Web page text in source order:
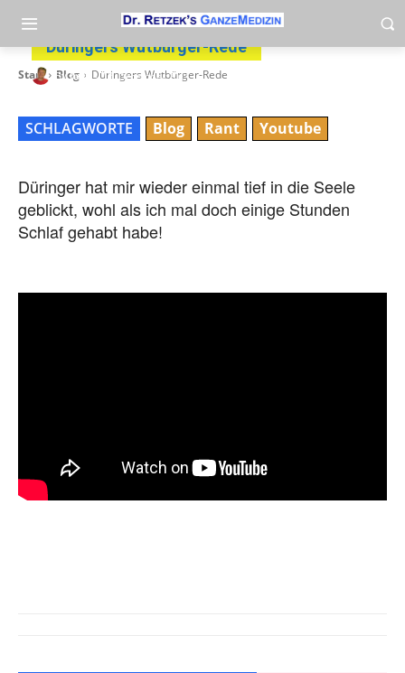
Start Blog Düringers Wutbürger-Rede
Düringers Wutbürger-Rede
By heli - 13. December 2011
SCHLAGWORTE Blog Rant Youtube
Düringer hat mir wieder einmal tief in die Seele
geblickt, wohl als ich mal doch einige Stunden
Schlaf gehabt habe!